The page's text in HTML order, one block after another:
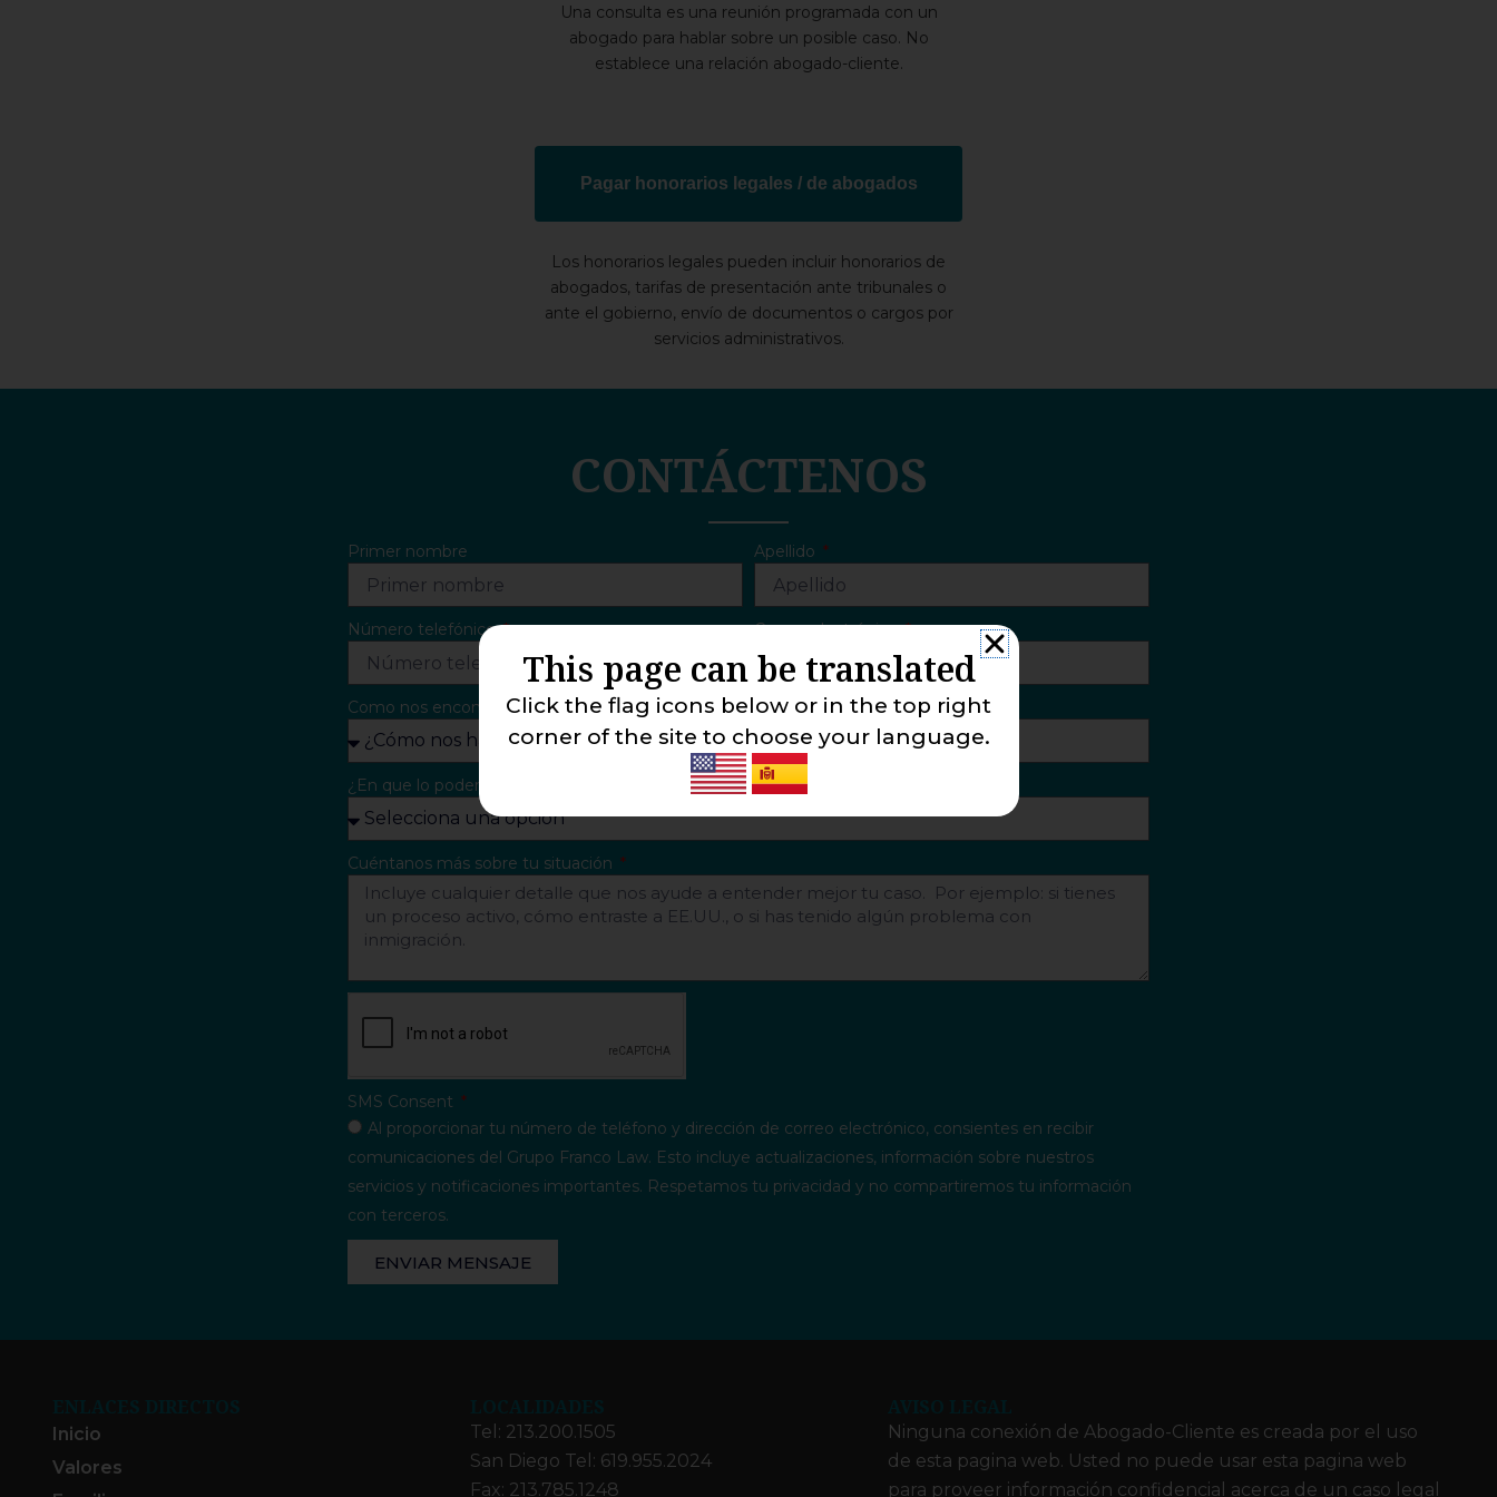
Una consulta es una reunión programada con un
abogado para hablar sobre un posible caso. No
establece una relación abogado-cliente.
Pagar honorarios legales / de abogados
Los honorarios legales pueden incluir honorarios de
abogados, tarifas de presentación ante tribunales o
ante el gobierno, envío de documentos o cargos por
servicios administrativos.
CONTÁCTENOS
Primer nombre Apellido
Número telefónico Correo electrónico
Como nos encontró
¿En que lo podemos ayudar?
Cuéntanos más sobre tu situación
SMS Consent
Al proporcionar tu número de teléfono y dirección de correo electrónico, consientes en recibir
comunicaciones del Grupo Franco Law. Esto incluye actualizaciones, información sobre nuestros
servicios y notificaciones importantes. Respetamos tu privacidad y no compartiremos tu información
con terceros.
ENVIAR MENSAJE
Inicio
Valores
Tel: 213.200.1505
San Diego Tel: 619.955.2024
Fax: 213.785.1248
Ninguna conexión de Abogado-Cliente es creada por el uso
de esta pagina web. Usted no puede usar esta pagina web
para proveer información confidencial acerca de un caso legal
This page can be translated
Click the flag icons below or in the top right
corner of the site to choose your language.